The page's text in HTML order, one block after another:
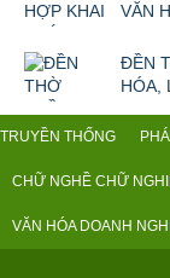
VĂN
ĐỀN
HÓA,
TRUYỀN THỐNG
CHỮ NGHỀ CHỮ
VĂN HÓA DOANH